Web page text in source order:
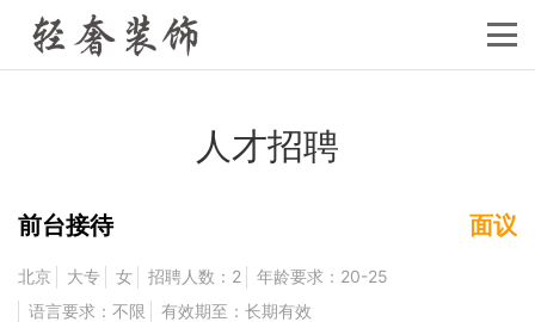
人才招聘
前台接待 面议
北京 大专 女 招聘人数：2
年龄要求：20-25
语言要求：不限
有效期至：长期有效